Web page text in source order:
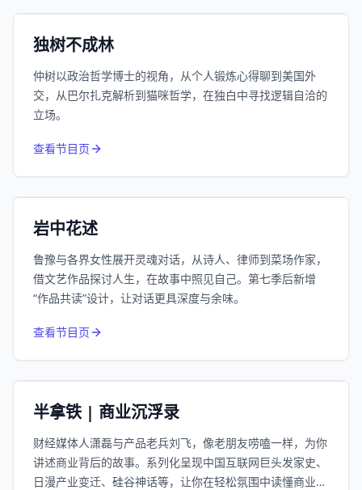
小宇宙 精选
独树不成林
仲树以政治哲学博士的视角，从个人锻炼心得聊到美国外
交，从巴尔扎克解析到猫咪哲学，在独白中寻找逻辑自洽的
立场。
查看节目页
小宇宙 精选
岩中花述
鲁豫与各界女性展开灵魂对话，从诗人、律师到菜场作家，
借文艺作品探讨人生，在故事中照见自己。第七季后新增
“作品共读”设计，让对话更具深度与余味。
查看节目页
小宇宙 精选
半拿铁 | 商业沉浮录
财经媒体人潇磊与产品老兵刘飞，像老朋友唠嗑一样，为你
讲述商业背后的故事。系列化呈现中国互联网巨头发家史、
日漫产业变迁、硅谷神话等，让你在轻松氛围中读懂商业逻